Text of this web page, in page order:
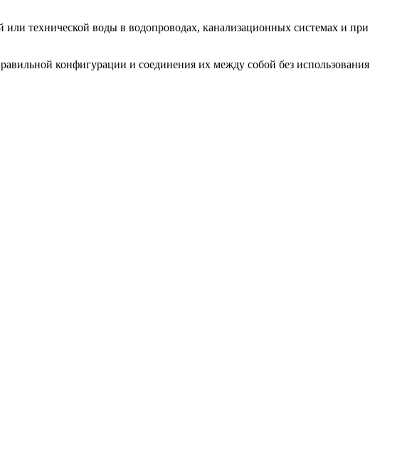
технической воды в водопроводах, канализационных системах и при
конфигурации и соединения их между собой без использования